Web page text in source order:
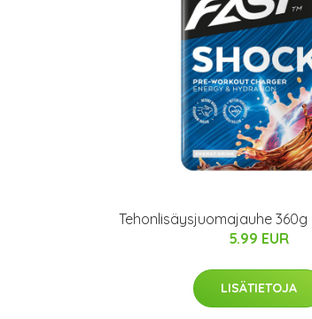
Tehonlisäysjuomajauhe 360g
5.99 EUR
LISÄTIETOJA